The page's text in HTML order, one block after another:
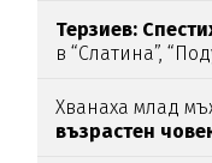
Терзиев:
в “Слатина”,
Хванаха млад
възрастен